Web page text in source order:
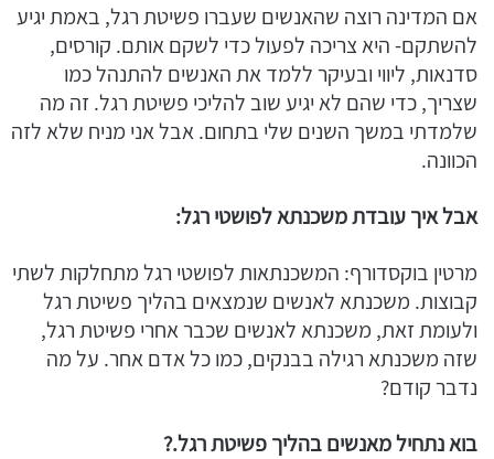
אם המדינה רוצה שהאנשים שעברו פשיטת רגל, באמת יגיע
להשתקם- היא צריכה לפעול כדי לשקם אותם. קורסים,
סדנאות, ליווי ובעיקר ללמד את האנשים להתנהל כמו
שצריך, כדי שהם לא יגיע שוב להליכי פשיטת רגל. זה מה
שלמדתי במשך השנים שלי בתחום. אבל אני מניח שלא לזה
הכוונה.
אבל איך עובדת משכנתא לפושטי רגל:
מרטין בוקסדורף: המשכנתאות לפושטי רגל מתחלקות לשתי
קבוצות. משכנתא לאנשים שנמצאים בהליך פשיטת רגל
ולעומת זאת, משכנתא לאנשים שכבר אחרי פשיטת רגל,
שזה משכנתא רגילה בבנקים, כמו כל אדם אחר. על מה
נדבר קודם?
בוא נתחיל מאנשים בהליך פשיטת רגל.?